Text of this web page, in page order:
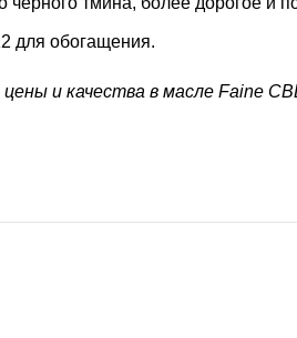
для обогащения.
и качества в масле Faine